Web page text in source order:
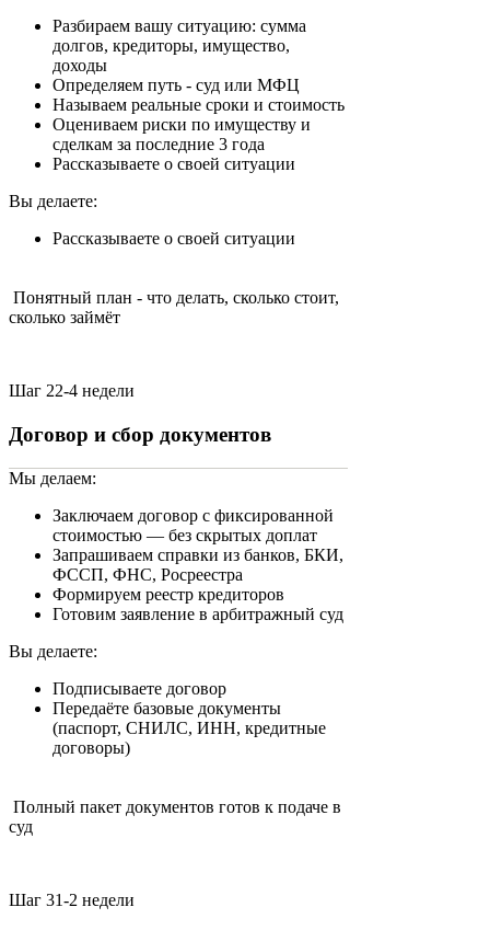
Разбираем вашу ситуацию: сумма
долгов, кредиторы, имущество,
доходы
Определяем путь - суд или МФЦ
Называем реальные сроки и стоимость
Оцениваем риски по имуществу и
сделкам за последние 3 года
Рассказываете о своей ситуации
Вы делаете:
Рассказываете о своей ситуации
Понятный план - что делать, сколько стоит,
сколько займёт
Шаг 22-4 недели
Договор и сбор документов
Мы делаем:
Заключаем договор с фиксированной
стоимостью — без скрытых доплат
Запрашиваем справки из банков, БКИ,
ФССП, ФНС, Росреестра
Формируем реестр кредиторов
Готовим заявление в арбитражный суд
Вы делаете:
Подписываете договор
Передаёте базовые документы
(паспорт, СНИЛС, ИНН, кредитные
договоры)
Полный пакет документов готов к подаче в
суд
Шаг 31-2 недели